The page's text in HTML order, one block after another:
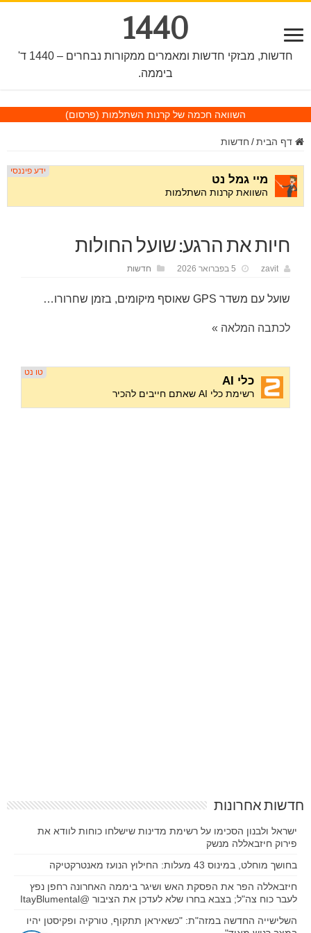
1440
חדשות, מבזקי חדשות ומאמרים ממקורות נבחרים – 1440 ד'
ביממה.
השוואה חכמה של קרנות השתלמות (פרסום)
דף הבית / חדשות
חיות את הרגע: שועל החולות
zavit 5 בפברואר 2026 חדשות
שועל עם משדר GPS שאוסף מיקומים, בזמן שחרורו…
לכתבה המלאה »
חדשות אחרונות
ישראל ולבנון הסכימו על רשימת מדינות שישלחו כוחות לוודא את
פירוק חיזבאללה מנשק
בחושך מוחלט, במינוס 43 מעלות: החילוץ הנועז מאנטרקטיקה
חיזבאללה הפר את הפסקת האש ושיגר ביממה האחרונה רחפן נפץ
לעבר כוח צה"ל; בצבא בחרו שלא לעדכן את הציבור @ItayBlumental
השלישייה החדשה במזה"ת: "כשאיראן תתקוף, טורקיה ופקיסטן יהיו